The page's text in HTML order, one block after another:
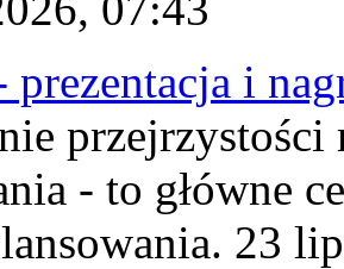
i
- to główne
23